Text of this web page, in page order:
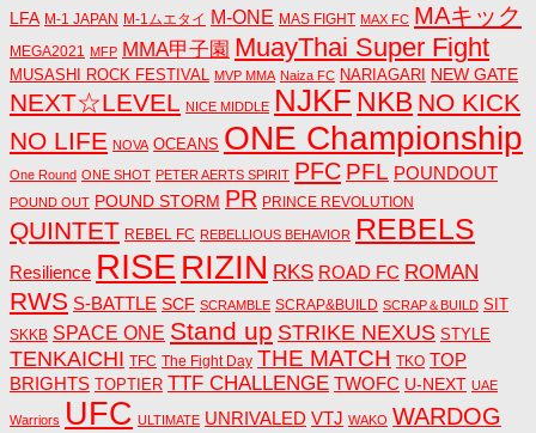
LFA M-1 JAPAN M-1ムエタイ M-ONE MAS FIGHT MAX FC MAキック
MEGA2021 MFP MMA甲子園 MuayThai Super Fight
MUSASHI ROCK FESTIVAL MVP MMA Naiza FC NARIAGARI NEW GATE
NEXT☆LEVEL NICE MIDDLE NJKF NKB NO KICK
NO LIFE NOVA OCEANS ONE Championship
One Round ONE SHOT PETER AERTS SPIRIT PFC PFL POUNDOUT
POUND OUT POUND STORM PR PRINCE REVOLUTION
QUINTET REBEL FC REBELLIOUS BEHAVIOR REBELS
Resilience RISE RIZIN RKS ROAD FC ROMAN
RWS S-BATTLE SCF SCRAMBLE SCRAP&BUILD SCRAP＆BUILD SIT
SKKB SPACE ONE Stand up STRIKE NEXUS STYLE
TENKAICHI TFC The Fight Day THE MATCH TKO TOP
BRIGHTS TOPTIER TTF CHALLENGE TWOFC U-NEXT UAE
Warriors UFC ULTIMATE UNRIVALED VTJ WAKO WARDOG